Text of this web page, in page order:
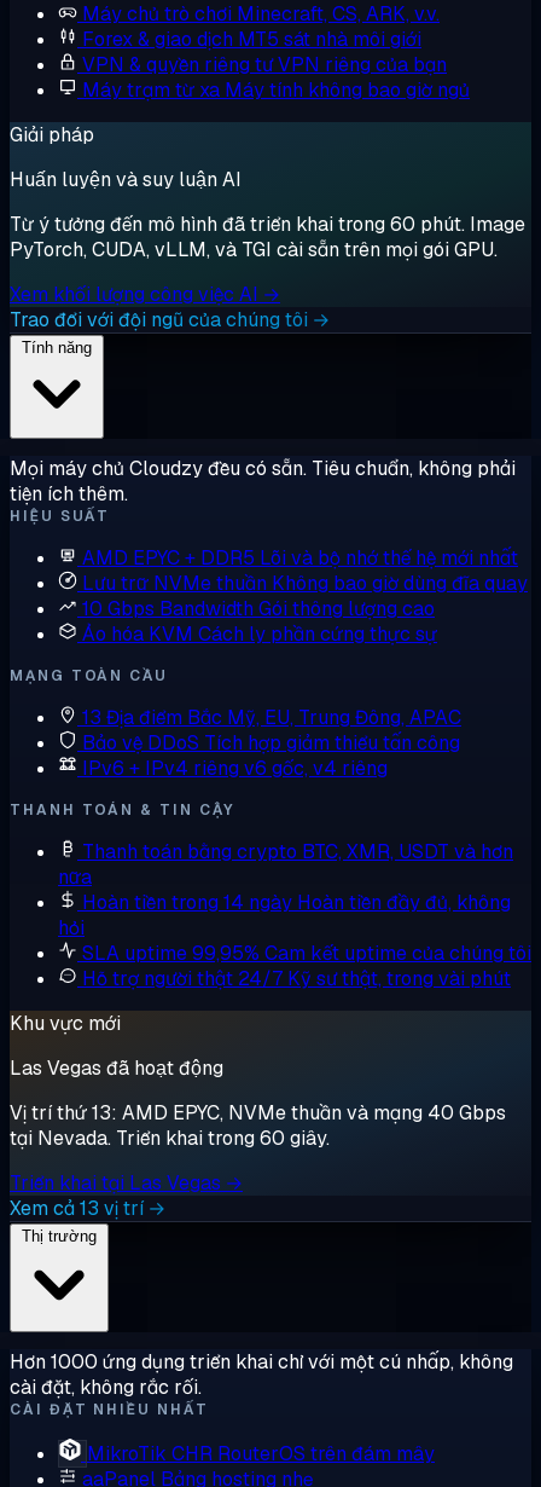
Máy chủ trò chơi Minecraft, CS, ARK, v.v.
Forex & giao dịch MT5 sát nhà môi giới
VPN & quyền riêng tưVPN riêng của bạn
Máy trạm từ xa Máy tính không bao giờ ngủ
Giải pháp
Huấn luyện và suy luận AI
Từ ý tưởng đến mô hình đã triển khai trong 60 phút. Image
PyTorch, CUDA, vLLM, và TGI cài sẵn trên mọi gói GPU.
Xem khối lượng công việc AI →
Trao đổi với đội ngũ của chúng tôi →
Mọi máy chủ Cloudzy đều có sẵn. Tiêu chuẩn, không phải
tiện ích thêm.
HIỆU SUẤT
AMD EPYC + DDR5 Lõi và bộ nhớ thế hệ mới nhất
Lưu trữ NVMe thuần Không bao giờ dùng đĩa quay
10 Gbps Bandwidth Gói thông lượng cao
Ảo hóa KVM Cách ly phần cứng thực sự
MẠNG TOÀN CẦU
13 Địa điểm Bắc Mỹ, EU, Trung Đông, APAC
Bảo vệ DDoS Tích hợp giảm thiểu tấn công
IPv6 + IPv4 riêng v6 gốc, v4 riêng
THANH TOÁN & TIN CẬY
Thanh toán bằng crypto BTC, XMR, USDT và hơn
nữa
Hoàn tiền trong 14 ngày Hoàn tiền đầy đủ, không
hỏi
SLA uptime 99,95% Cam kết uptime của chúng tôi
Hỗ trợ người thật 24/7 Kỹ sư thật, trong vài phút
Khu vực mới
Las Vegas đã hoạt động
Vị trí thứ 13: AMD EPYC, NVMe thuần và mạng 40 Gbps
tại Nevada. Triển khai trong 60 giây.
Triển khai tại Las Vegas →
Xem cả 13 vị trí →
Hơn 1000 ứng dụng triển khai chỉ với một cú nhấp, không
cài đặt, không rắc rối.
CÀI ĐẶT NHIỀU NHẤT
MikroTik CHR RouterOS trên đám mây
aaPanel Bảng hosting nhẹ